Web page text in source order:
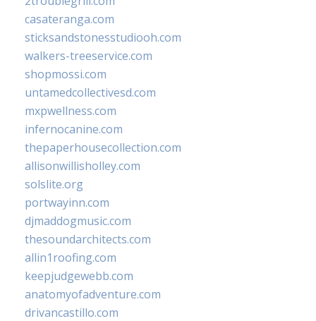
casateranga.com
sticksandstonesstudiooh.com
walkers-treeservice.com
shopmossi.com
untamedcollectivesd.com
mxpwellness.com
infernocanine.com
thepaperhousecollection.com
allisonwillisholley.com
solslite.org
portwayinn.com
djmaddogmusic.com
thesoundarchitects.com
allin1roofing.com
keepjudgewebb.com
anatomyofadventure.com
drivancastillo.com